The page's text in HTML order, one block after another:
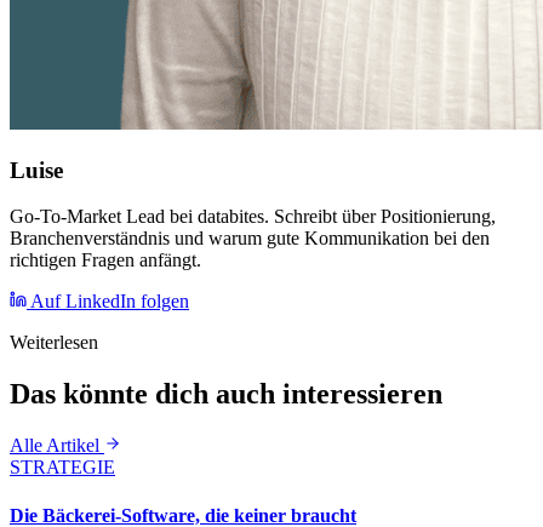
Luise
Go-To-Market Lead bei databites. Schreibt über Positionierung,
Branchenverständnis und warum gute Kommunikation bei den
richtigen Fragen anfängt.
Auf LinkedIn folgen
Weiterlesen
Das könnte dich auch interessieren
Alle Artikel
STRATEGIE
Die Bäckerei-Software, die keiner braucht